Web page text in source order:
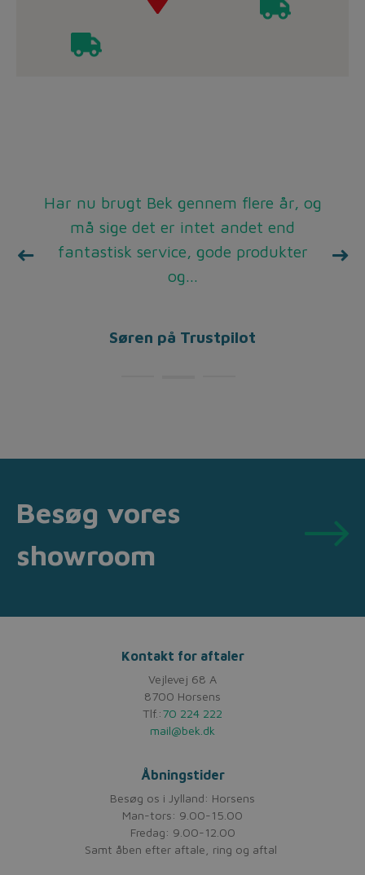
De gange jeg har bedt om hjælp, eller
købt noget, er der kommet en meget
venlig montør stort set med det
samme, fremragende service,...
Henrik på Trustpilot
Har nu brugt Bek gennem flere år, og
må sige det er intet andet end
fantastisk service, gode produkter
og...
Søren på Trustpilot
Super service, rare mennesker man
taler med i telefonen, hurtig levering.
Benny på Trustpilot
Besøg vores
showroom
Kontakt for aftaler
Vejlevej 68 A
8700 Horsens
Tlf.:70 224 222
mail@bek.dk
Åbningstider
Besøg os i Jylland: Horsens
Man-tors: 9.00-15.00
Fredag: 9.00-12.00
Samt åben efter aftale, ring og aftal